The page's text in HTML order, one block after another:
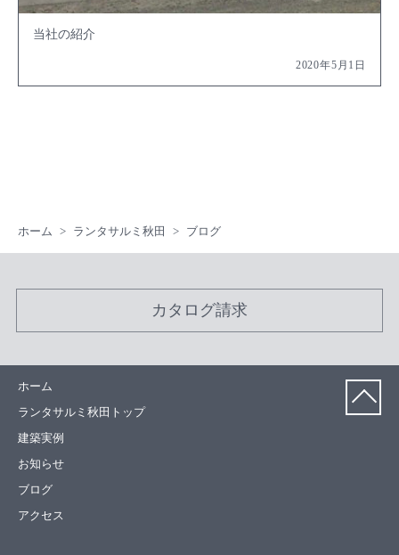
当社の紹介
2020年5月1日
ホーム ランタサルミ秋田 ブログ
カタログ請求
ホーム
ランタサルミ秋田トップ
建築実例
お知らせ
ブログ
アクセス